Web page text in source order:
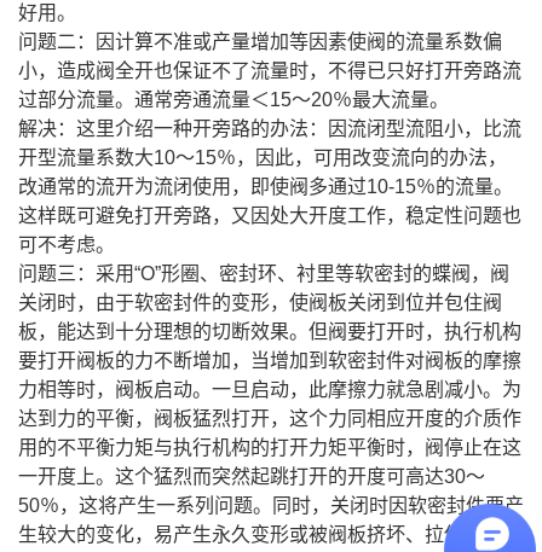
好用。
问题二：因计算不准或产量增加等因素使阀的流量系数偏
小，造成阀全开也保证不了流量时，不得已只好打开旁路流
过部分流量。通常旁通流量＜15～20％最大流量。
解决：这里介绍一种开旁路的办法：因流闭型流阻小，比流
开型流量系数大10～15％，因此，可用改变流向的办法，
改通常的流开为流闭使用，即使阀多通过10-15％的流量。
这样既可避免打开旁路，又因处大开度工作，稳定性问题也
可不考虑。
问题三：采用“O”形圈、密封环、衬里等软密封的蝶阀，阀
关闭时，由于软密封件的变形，使阀板关闭到位并包住阀
板，能达到十分理想的切断效果。但阀要打开时，执行机构
要打开阀板的力不断增加，当增加到软密封件对阀板的摩擦
力相等时，阀板启动。一旦启动，此摩擦力就急剧减小。为
达到力的平衡，阀板猛烈打开，这个力同相应开度的介质作
用的不平衡力矩与执行机构的打开力矩平衡时，阀停止在这
一开度上。这个猛烈而突然起跳打开的开度可高达30～
50％，这将产生一系列问题。同时，关闭时因软密封件要产
生较大的变化，易产生永久变形或被阀板挤坏、拉伤等情